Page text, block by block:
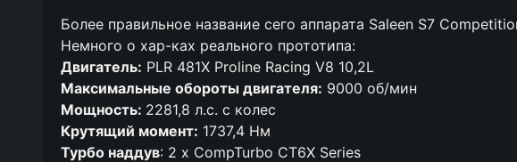
Более правильное название сего аппарата Saleen S7
Немного о хар-ках реального прототипа:
Двигатель: PLR 481X Proline Racing V8 10,2L
Максимальные обороты двигателя: 9000 об/мин
Мощность: 2281,8 л.с. с колес
Крутящий момент: 1737,4 Нм
Турбо наддув: 2 x CompTurbo CT6X Series